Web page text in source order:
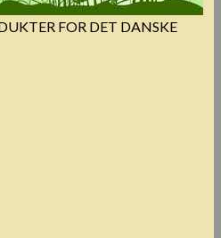
FOR DET DANSKE